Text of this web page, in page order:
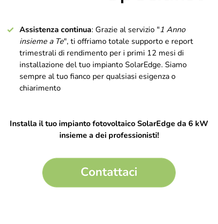
Assistenza continua: Grazie al servizio "1 Anno
insieme a Te", ti offriamo totale supporto e report
trimestrali di rendimento per i primi 12 mesi di
installazione del tuo impianto SolarEdge. Siamo
sempre al tuo fianco per qualsiasi esigenza o
chiarimento
Installa il tuo impianto fotovoltaico SolarEdge da 6 kW
insieme a dei professionisti!